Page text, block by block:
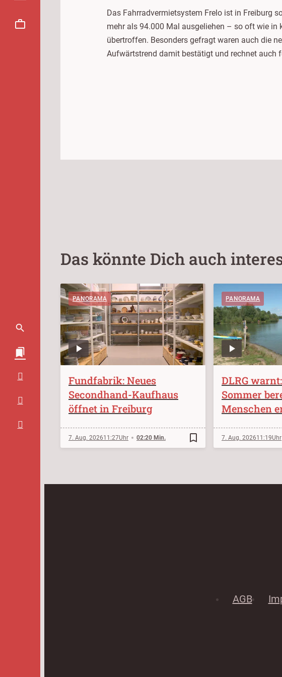
Das Fahrradvermietsystem Frelo ist in Freiburg
mehr als 94.000 Mal ausgeliehen – so oft wie in
übertroffen. Besonders gefragt waren auch die
Aufwärtstrend damit bestätigt und rechnet auch
Das könnte Dich auch
PANORAMA
Fundfabrik: Neues
Secondhand-Kaufhaus
öffnet in Freiburg
7. Aug. 202611:27 02:20 Min. bookmark_border
PANORAMA
DLRG
Sommer
Menschen
7. Aug. 202611:19
AGB